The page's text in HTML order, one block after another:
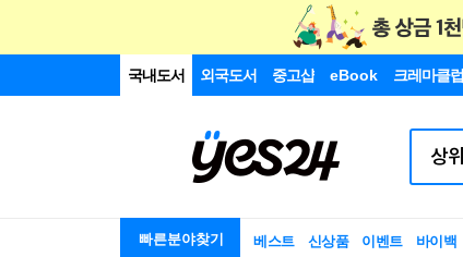
국내도서 외국도서 중고샵 eBook 크레마클럽
빠른분야찾기 베스트 신상품 이벤트 바이백